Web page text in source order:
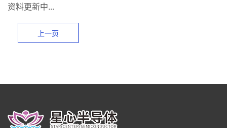
服务与支持
资料更新中...
上一页